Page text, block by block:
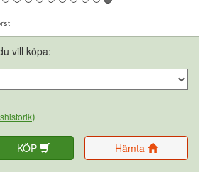
vill köpa:
)
KÖP Hämta